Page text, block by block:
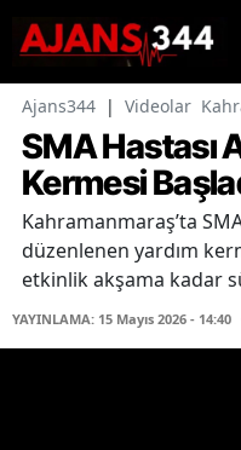
Ajans344 | Videolar
SMA Hastası
Kermesi
Kahramanmaraş’ta
düzenlenen yardım
etkinlik akşama kadar
YAYINLAMA: 15 Mayıs 2026 - 14:40